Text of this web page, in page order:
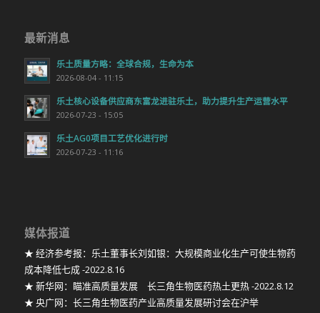
最新消息
乐土质量方略：全球合规，生命为本
2026-08-04 - 11:15
乐土核心设备供应商东富龙进驻乐土，助力提升生产运营水平
2026-07-23 - 15:05
乐土AG0项目工艺优化进行时
2026-07-23 - 11:16
媒体报道
★ 经济参考报：乐土董事长刘如银：大规模商业化生产可使生物药
成本降低七成 -2022.8.16
★ 新华网：瞄准高质量发展 长三角生物医药热土更热 -2022.8.12
★ 央广网：长三角生物医药产业高质量发展研讨会在沪举